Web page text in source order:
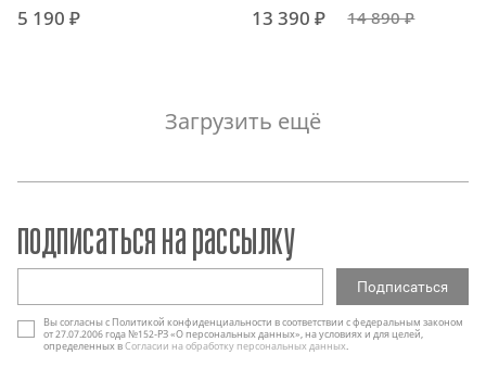
5 190 ₽ 13 390 ₽ 14 890 ₽
Загрузить ещё
подписаться на рассылку
Вы согласны с Политикой конфиденциальности в соответствии с федеральным законом
от 27.07.2006 года №152-РЗ «О персональных данных», на условиях и для целей,
определенных вСогласии на обработку персональных данных.